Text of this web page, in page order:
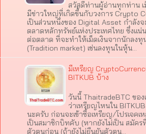
สวัสดีท่านผู้อ่านทุกท่าน
มีข่าวใหญ่ที่เกิดขึ้นกับวงการ Crypto
เป็นส่วนหนึ่งของ Digital Asset กำลัง
ตลาดหลักทรัพย์แห่งประเทศไทย ซึ่งแน่
ต่อตลาด ที่จะทำให้เม็ดเงินจากนักลงทุ
(Tradition market) เช่นลงทุนในหุ้น…
มีเหรียญ
BITKUB บ้าง
วันนี้ ThaitradeBTC ของ
ว่าเหรียญไหนใน
นะครับ ก่อนจะเข้าซื้อเหรียญ/โปรเจคเ
เป็นสมาชิกบิทคับ (หากยังไม่เป็น สมัค
ตัวตนก่อน (ถ้ายังไม่ยืนยันตัวตน…